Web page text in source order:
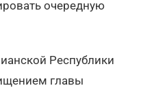
очередную
Республики
главы